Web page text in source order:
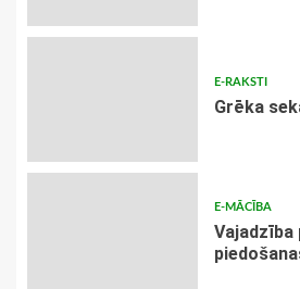
E-RAKSTI
Grēka
E-MĀCĪBA